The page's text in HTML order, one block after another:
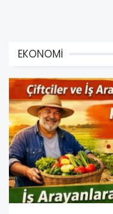
EKONOMİ